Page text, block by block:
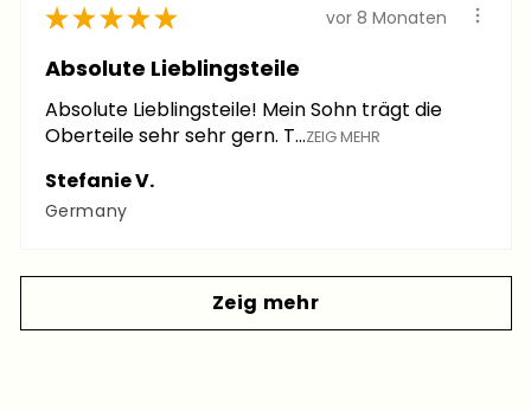
★★★★★ vor 8 Monaten
Absolute Lieblingsteile
Absolute Lieblingsteile! Mein Sohn trägt die
Oberteile sehr sehr gern. T...ZEIG MEHR
Stefanie V.
Germany
Zeig mehr